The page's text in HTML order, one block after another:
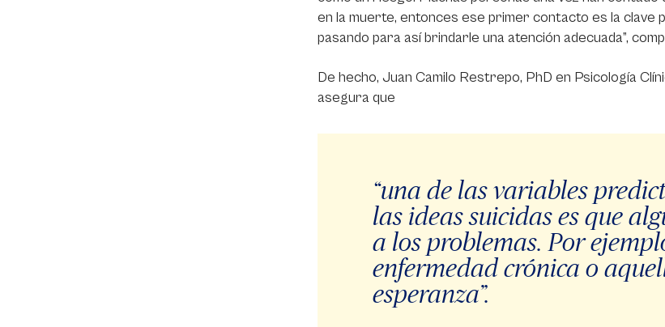
en la muerte, entonces ese primer contacto es la clave
pasando para así brindarle una atención adecuada”,
De hecho, Juan Camilo Restrepo, PhD en Psicología
asegura que
“una de las variables
las ideas suicidas es que
a los problemas. Por
enfermedad crónica o
esperanza”.